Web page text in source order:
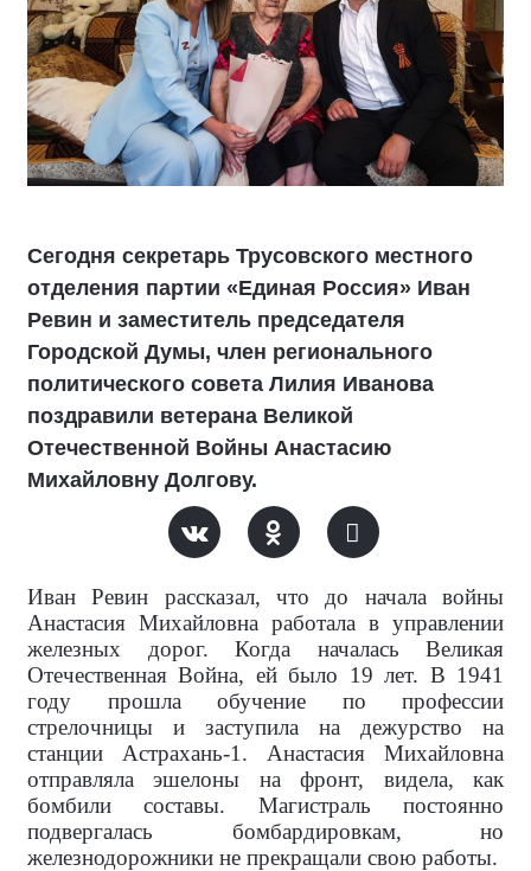
Сегодня секретарь Трусовского местного
отделения партии «Единая Россия» Иван
Ревин и заместитель председателя
Городской Думы, член регионального
политического совета Лилия Иванова
поздравили ветерана Великой
Отечественной Войны Анастасию
Михайловну Долгову.
Иван Ревин рассказал, что до начала войны
Анастасия Михайловна работала в управлении
железных дорог. Когда началась Великая
Отечественная Война, ей было 19 лет. В 1941
году прошла обучение по профессии
стрелочницы и заступила на дежурство на
станции Астрахань-1. Анастасия Михайловна
отправляла эшелоны на фронт, видела, как
бомбили составы. Магистраль постоянно
подвергалась бомбардировкам, но
железнодорожники не прекращали свою работы.